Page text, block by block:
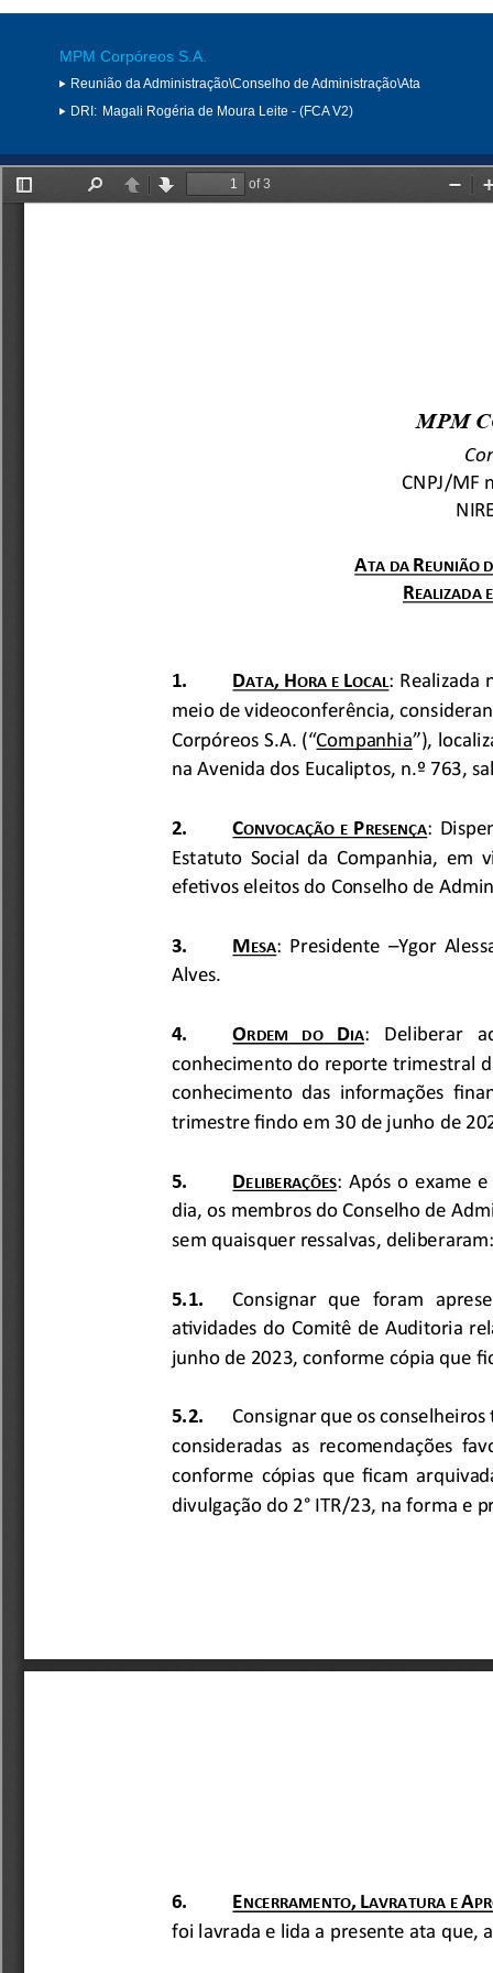
MPM Corpóreos S.A.
Reunião da Administração\Conselho de Administração\Ata
DRI: Magali Rogéria de Moura Leite - (FCA V2)